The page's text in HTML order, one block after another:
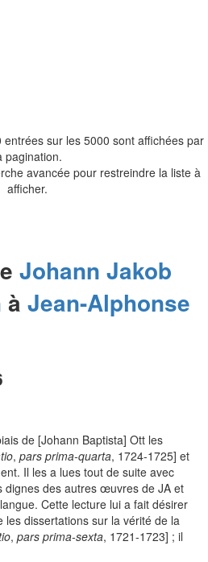
sur les 5000 sont affichées par
pagination.
avancée pour restreindre la liste à
afficher.
Johann Jakob
à Jean-Alphonse
de [Johann Baptista] Ott les
, pars prima-quarta, 1724-1725] et
Il les a lues tout de suite avec
dignes des autres œuvres de JA et
Cette lecture lui a fait désirer
dissertations sur la vérité de la
, pars prima-sexta, 1721-1723] ; il